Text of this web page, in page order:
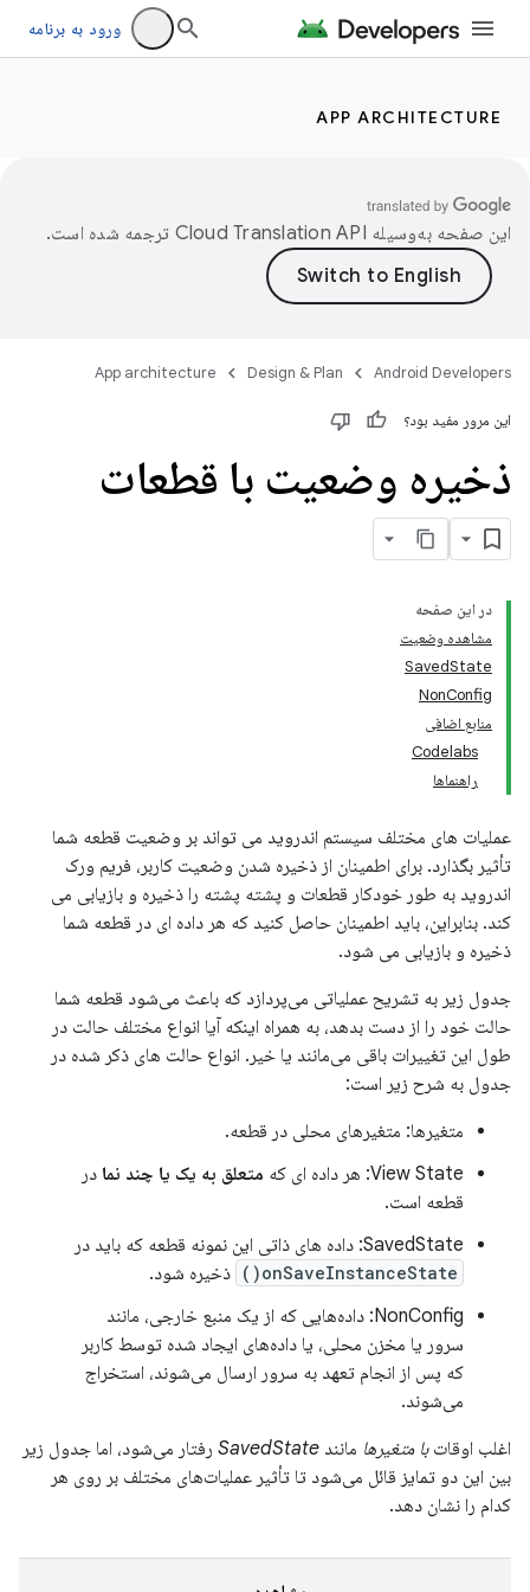
ورود به برنامه
APP ARCHITECTURE
این صفحه به‌وسیله ترجمه شده است.
Android Developers
Design & Plan
App architecture
این مرور مفید بود؟
ذخیره وضعیت با قطعات
در این صفحه
مشاهده وضعیت
SavedState
NonConfig
منابع اضافی
Codelabs
راهنماها
عملیات های مختلف سیستم اندروید می تواند بر وضعیت قطعه شما
تأثیر بگذارد. برای اطمینان از ذخیره شدن وضعیت کاربر، فریم ورک
اندروید به طور خودکار قطعات و پشته پشته را ذخیره و بازیابی می
کند. بنابراین، باید اطمینان حاصل کنید که هر داده ای در قطعه شما
ذخیره و بازیابی می شود.
جدول زیر به تشریح عملیاتی می‌پردازد که باعث می‌شود قطعه شما
حالت خود را از دست بدهد، به همراه اینکه آیا انواع مختلف حالت در
طول این تغییرات باقی می‌مانند یا خیر. انواع حالت های ذکر شده در
جدول به شرح زیر است:
متغیرها: متغیرهای محلی در قطعه.
View State: هر داده ای که
متعلق به یک یا چند نما در
قطعه است.
SavedState: داده های ذاتی این نمونه قطعه که باید در
onSaveInstanceState()
ذخیره شود.
NonConfig: داده‌هایی که از یک منبع خارجی، مانند
سرور یا مخزن محلی، یا داده‌های ایجاد شده توسط کاربر
که پس از انجام تعهد به سرور ارسال می‌شوند، استخراج
می‌شوند.
اغلب اوقاتبا متغیرها مانند SavedState رفتار می‌شود، اما جدول زیر
بین این دو تمایز قائل می‌شود تا تأثیر عملیات‌های مختلف بر روی هر
کدام را نشان دهد.